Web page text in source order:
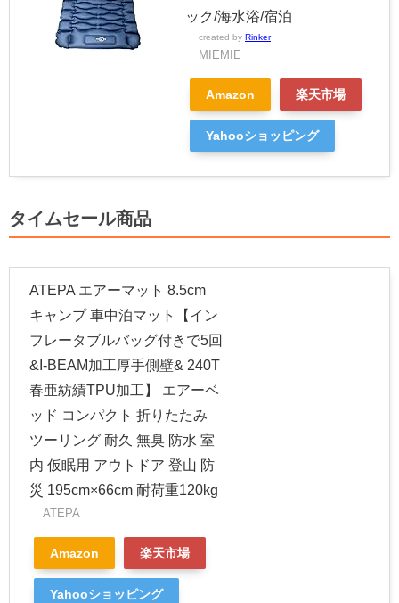
ック/海水浴/宿泊
created by Rinker
MIEMIE
Amazon 楽天市場
Yahooショッピング
タイムセール商品
ATEPA エアーマット 8.5cm
キャンプ 車中泊マット【イン
フレータブルバッグ付きで5回
&I-BEAM加工厚手側壁& 240T
春亜紡績TPU加工】 エアーベ
ッド コンパクト 折りたたみ
ツーリング 耐久 無臭 防水 室
内 仮眠用 アウトドア 登山 防
災 195cm×66cm 耐荷重120kg
ATEPA
Amazon 楽天市場
Yahooショッピング